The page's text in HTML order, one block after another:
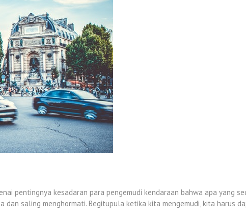
pentingnya kesadaran para pengemudi kendaraan bahwa apa yang
saling menghormati. Begitupula ketika kita mengemudi, kita harus